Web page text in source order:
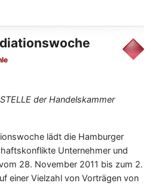
der Handelskammer
lädt die Hamburger
Unternehmer und
28. November 2011 bis zum 2.
einer Vielzahl von Vorträgen von